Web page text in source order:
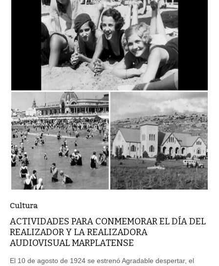
Cultura
ACTIVIDADES PARA CONMEMORAR EL DÍA DEL
REALIZADOR Y LA REALIZADORA
AUDIOVISUAL MARPLATENSE
El 10 de agosto de 1924 se estrenó Agradable despertar, el